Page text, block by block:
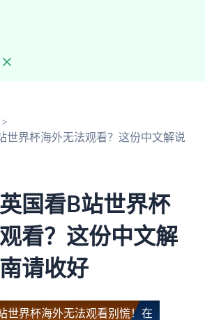
世界杯海外无法观看？这份中文解说
国看B站世界杯
看？这份中文解
请收好
世界杯海外无法观看别慌！在